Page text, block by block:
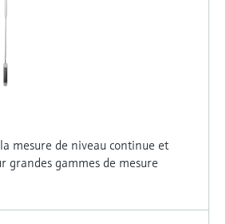
mesure de niveau continue et
grandes gammes de mesure